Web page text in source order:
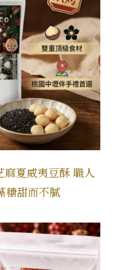
麻夏威夷豆酥 職人
糖甜而不膩